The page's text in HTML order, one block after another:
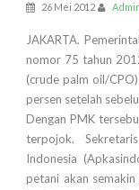
26 Mei 2012
JAKARTA.
nomor 75 tahun
(crude palm oil/
persen setelah
Dengan PMK
terpojok.
Indonesia
petani akan